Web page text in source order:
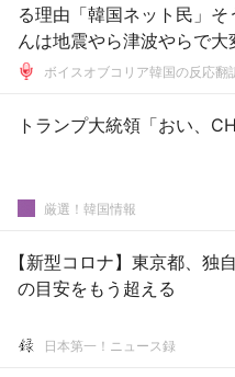
る理由「韓国ネット民」そ
んは地震やら津波やらで
よね・・・
ボイスオブコリア韓国の反応翻
トランプ大統領「おい、
厳選！韓国情報
【新型コロナ】東京都、独
の目安をもう超える
日本第一！ニュース録